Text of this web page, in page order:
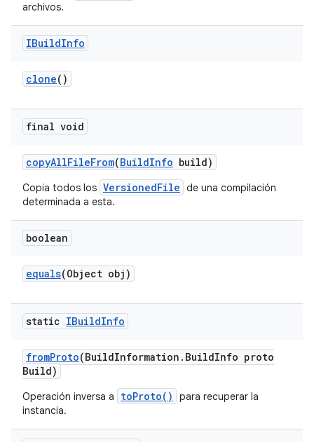
archivos.
IBuildInfo
clone()
final void
copyAllFileFrom(BuildInfo build)
Copia todos los VersionedFile de una compilación
determinada a esta.
boolean
equals(Object obj)
static IBuildInfo
fromProto(BuildInformation . BuildInfo proto
Build)
Operación inversa a toProto()
para recuperar la
instancia.